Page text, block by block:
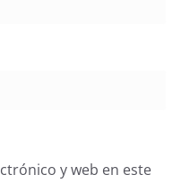
y web en este